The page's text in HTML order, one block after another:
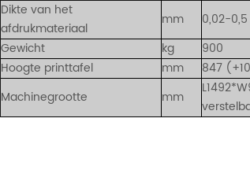
Dikte van het
afdrukmateriaal
mm 0,02-0,5
Gewicht
kg 900
Hoogte printtafel
mm 847
Machinegrootte
mm